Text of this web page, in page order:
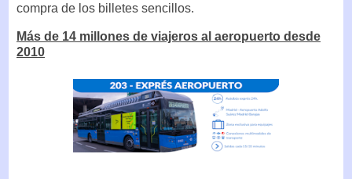
compra de los billetes sencillos.
Más de 14 millones de viajeros al aeropuerto desde
2010